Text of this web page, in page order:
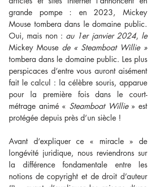
grande pompe : en 2023, Mickey
Mouse tombera dans le domaine public.
Oui, mais non : au 1er janvier 2024,
le
Mickey Mouse
tombera dans le domaine public. Les plus
perspicaces d’entre vous auront aisément
fait le calcul : la célèbre souris, apparue
pour la première fois dans le court-
métrage animé « Steamboat Willie » est
protégée depuis près d’un siècle !
Avant d’expliquer ce « miracle » de
longévité juridique, nous reviendrons sur
la différence fondamentale entre les
notions de copyright et de droit d’auteur